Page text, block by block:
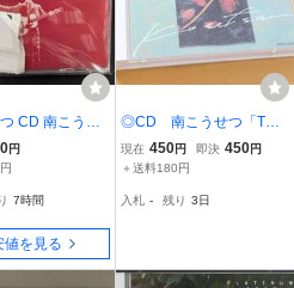
CD 南こうせ
円
7時間
値を見る
◎CD 南こうせつ「THE
BEST」ベスト オリジナ
ルカラオケCD付き PCC
現在 450円 即決 450円
＋送料180円
入札 - 残り 3日